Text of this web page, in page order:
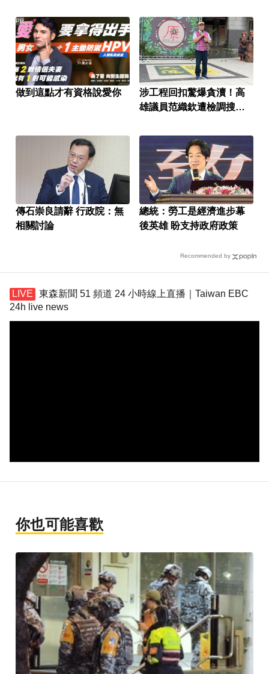
做到這點才有資格說愛你
PR
涉工程回扣驚爆貪瀆！高
雄議員范織欽遭檢調搜索
傳石崇良請辭 行政院：無
相關討論
總統：勞工是經濟進步幕
後英雄 盼支持政府政策
Recommended by
東森新聞 51 頻道 24 小時線上直播｜Taiwan EBC
24h live news
你也可能喜歡